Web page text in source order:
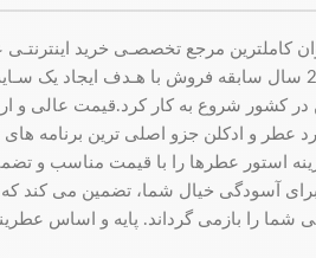
کاملترین مرجع تخصصـی خرید
بهداشتی با بیش از 20 سال سابقه فروش با هـدف
در کشور شروع به کار کرد.قیمت عالی و
عطر و ادکلن جزو اصلی ترین برنامه های
استور عطرها را با قیمت مناسب و
برای آسودگی خیال شما، تضمین می کند
شما را بازمی گرداند. پایه و اساس